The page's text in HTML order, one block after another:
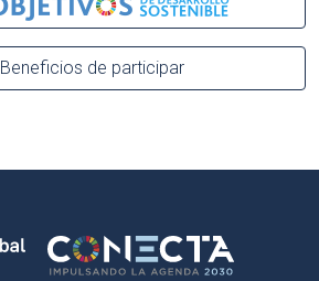
Beneficios de participar